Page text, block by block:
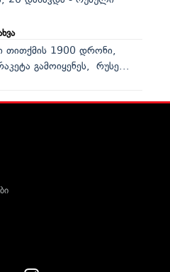
თითქმის 1900 დრონი,
გამოიყენეს, რუსე...